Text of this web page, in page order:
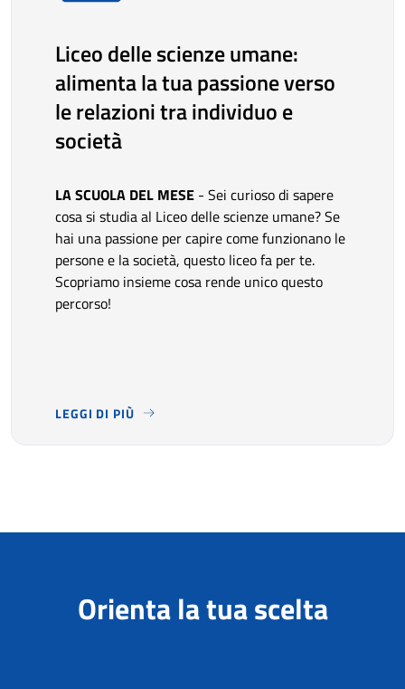
Liceo delle scienze umane:
alimenta la tua passione verso
le relazioni tra individuo e
società
LA SCUOLA DEL MESE - Sei curioso di sapere
cosa si studia al Liceo delle scienze umane? Se
hai una passione per capire come funzionano le
persone e la società, questo liceo fa per te.
Scopriamo insieme cosa rende unico questo
percorso!
LEGGI DI PIÙ
LA SCUOLA DEL MESE
Orienta la tua scelta